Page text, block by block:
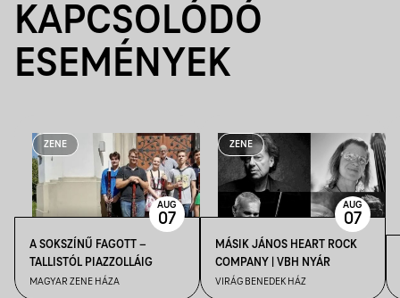
KAPCSOLÓDÓ
ESEMÉNYEK
ZENE
A SOKSZÍNŰ FAGOTT –
TALLISTÓL PIAZZOLLÁIG
MAGYAR ZENE HÁZA
AUG
07
ZENE
MÁSIK JÁNOS HEART ROCK
COMPANY | VBH NYÁR
VIRÁG BENEDEK HÁZ
AUG
07